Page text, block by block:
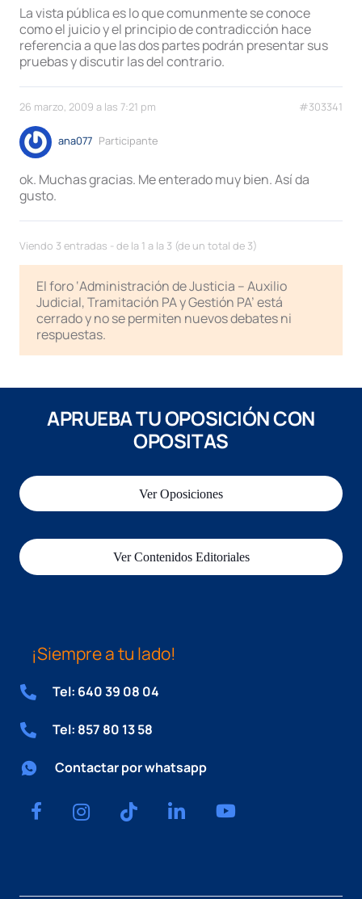
La vista pública es lo que comunmente se conoce
como el juicio y el principio de contradicción hace
referencia a que las dos partes podrán presentar sus
pruebas y discutir las del contrario.
26 marzo, 2009 a las 7:21 pm #303341
ana077 Participante
ok. Muchas gracias. Me enterado muy bien. Así da
gusto.
Viendo 3 entradas - de la 1 a la 3 (de un total de 3)
El foro ‘Administración de Justicia – Auxilio
Judicial, Tramitación PA y Gestión PA’ está
cerrado y no se permiten nuevos debates ni
respuestas.
APRUEBA TU OPOSICIÓN CON
OPOSITAS
Ver Oposiciones
Ver Contenidos Editoriales
¡Siempre a tu lado!
Tel: 640 39 08 04
Tel: 857 80 13 58
Contactar por whatsapp